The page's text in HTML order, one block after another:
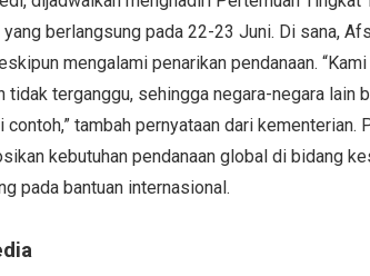
berlangsung pada 22-23 Juni. Di sana,
mengalami penarikan pendanaan.
tidak terganggu, sehingga negara-negara lain
tambah pernyataan dari kementerian.
kebutuhan pendanaan global di bidang
pada bantuan internasional.